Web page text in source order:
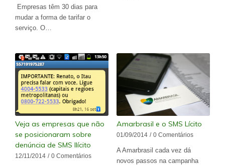
Empresas têm 30 dias para
mudar a forma de tarifar o
serviço. O…
Veja as empresas que não
se posicionaram sobre
denúncia de SMS Ilícito
12/11/2014 / 0 Comentários
Amarbrasil e o SMS Lícito
01/09/2014 / 0 Comentários
A Amarbrasil cada vez dá
novos passos na campanha